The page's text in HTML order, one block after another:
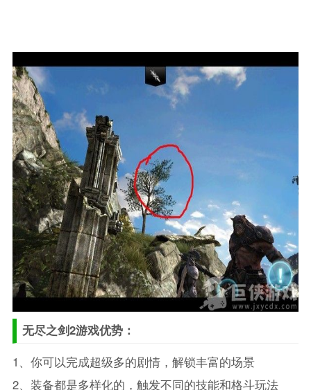
无尽之剑2游戏优势：
1、你可以完成超级多的剧情，解锁丰富的场景
2、装备都是多样化的，触发不同的技能和格斗玩法